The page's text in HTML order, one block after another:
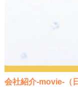
会社紹介-movie-（